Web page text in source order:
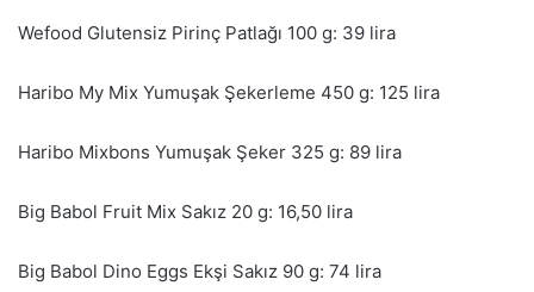
Wefood Glutensiz Pirinç Patlağı 100 g: 39 lira
Haribo My Mix Yumuşak Şekerleme 450 g: 125 lira
Haribo Mixbons Yumuşak Şeker 325 g: 89 lira
Big Babol Fruit Mix Sakız 20 g: 16,50 lira
Big Babol Dino Eggs Ekşi Sakız 90 g: 74 lira